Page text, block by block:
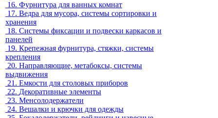
16. Фурнитура для ванных комнат
17. Ведра для мусора, системы сортировки и
хранения
18. Системы фиксации и подвески каркасов и
панелей
19. Крепежная фурнитура, стяжки, системы
крепления
20. Направляющие, метабоксы, системы
выдвижения
21. Емкости для столовых приборов
22. Декоративные элементы
23. Менсолодержатели
24. Вешалки и крючки для одежды